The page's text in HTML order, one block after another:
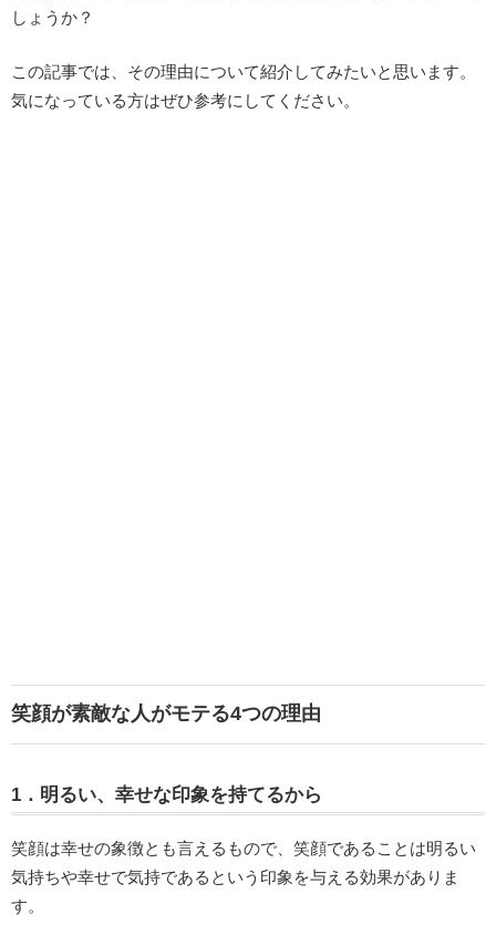
しょうか？
この記事では、その理由について紹介してみたいと思います。
気になっている方はぜひ参考にしてください。
笑顔が素敵な人がモテる4つの理由
1．明るい、幸せな印象を持てるから
笑顔は幸せの象徴とも言えるもので、笑顔であることは明るい
気持ちや幸せで気持であるという印象を与える効果がありま
す。